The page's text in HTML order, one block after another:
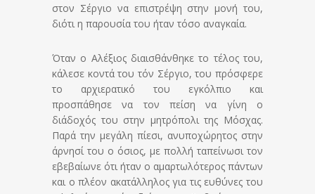
στον Σέργιο να επιστρέψη στην μονή του,
διότι η παρουσία του ήταν τόσο αναγκαία.
Όταν ο Αλέξιος διαισθάνθηκε το τέλος του,
κάλεσε κοντά του τόν Σέργιο, του πρόσφερε
το αρχιερατικό του εγκόλπιο και
προσπάθησε να τον πείση να γίνη ο
διάδοχός του στην μητρόπολι της Μόσχας.
Παρά την μεγάλη πίεσι, ανυποχώρητος στην
άρνησί του ο όσιος, με πολλή ταπείνωσι τον
εβεβαίωνε ότι ήταν ο αμαρτωλότερος πάντων
και ο πλέον ακατάλληλος για τις ευθύνες του